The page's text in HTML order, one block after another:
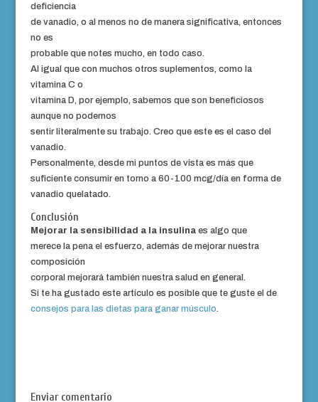
deficiencia
de vanadio, o al menos no de manera significativa, entonces
no es
probable que notes mucho, en todo caso.
Al igual que con muchos otros suplementos, como la
vitamina C o
vitamina D, por ejemplo, sabemos que son beneficiosos
aunque no podemos
sentir literalmente su trabajo. Creo que este es el caso del
vanadio.
Personalmente, desde mi puntos de vista es más que
suficiente consumir en torno a 60-100 mcg/día en forma de
vanadio quelatado.
Conclusión
Mejorar la sensibilidad a la insulinaes algo que
merece la pena el esfuerzo, además de mejorar nuestra
composición
corporal mejorará también nuestra salud en general.
Si te ha gustado este artículo es posible que te guste el de
consejos para las dietas para ganar músculo.
Enviar comentario